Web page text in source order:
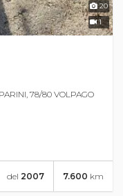
20
1
78/80 VOLPAGO
7.600 km
del 2007